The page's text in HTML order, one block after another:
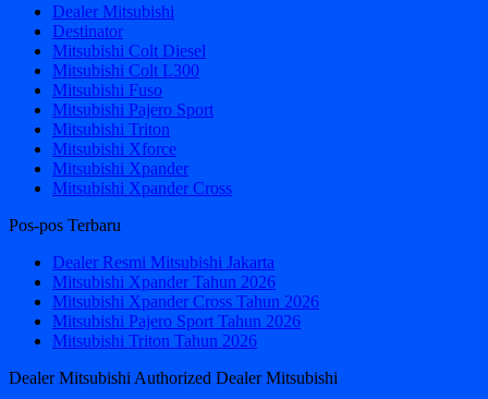
Dealer Mitsubishi
Destinator
Mitsubishi Colt Diesel
Mitsubishi Colt L300
Mitsubishi Fuso
Mitsubishi Pajero Sport
Mitsubishi Triton
Mitsubishi Xforce
Mitsubishi Xpander
Mitsubishi Xpander Cross
Pos-pos Terbaru
Dealer Resmi Mitsubishi Jakarta
Mitsubishi Xpander Tahun 2026
Mitsubishi Xpander Cross Tahun 2026
Mitsubishi Pajero Sport Tahun 2026
Mitsubishi Triton Tahun 2026
Dealer Mitsubishi Authorized Dealer Mitsubishi